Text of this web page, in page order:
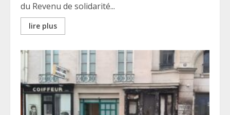
du Revenu de solidarité...
lire plus